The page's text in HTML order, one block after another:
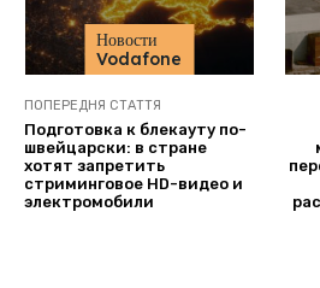
Новости
Vodafone
ПОПЕРЕДНЯ СТАТТЯ
Подготовка к блекауту по-
швейцарски: в стране
хотят запретить
стриминговое HD-видео и
электромобили